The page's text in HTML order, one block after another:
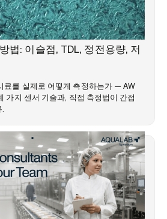
법: 이슬점, TDL, 정전용량, 저
료를 실제로 어떻게 측정하는가 — AW
가지 센서 기술과, 직접 측정법이 간접